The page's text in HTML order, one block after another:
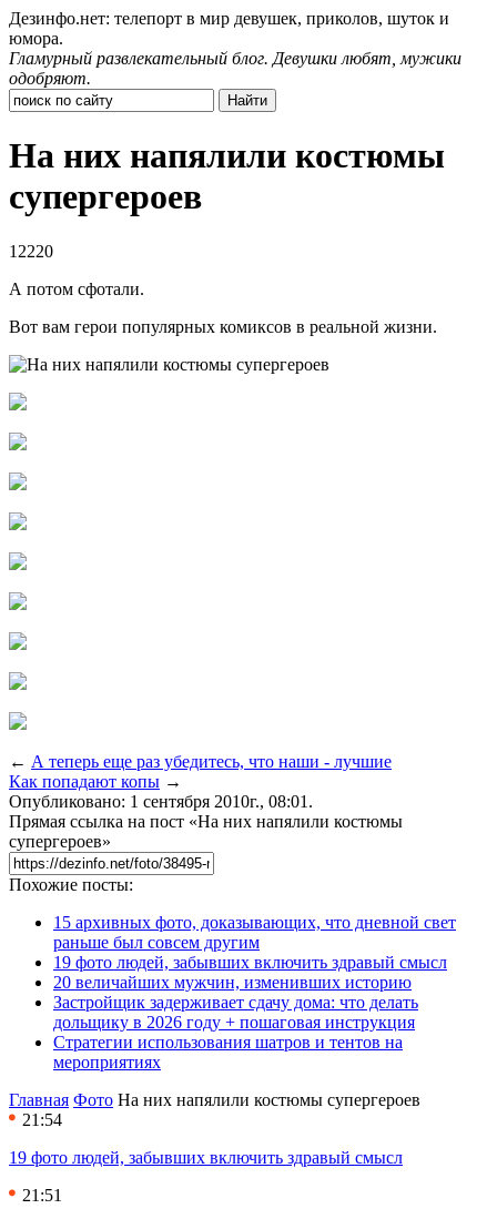
Дезинфо.нет: телепорт в мир девушек, приколов, шуток и
юмора.
Гламурный развлекательный блог. Девушки любят, мужики
одобряют.
На них напялили костюмы
супергероев
12220
А потом сфотали.
Вот вам герои популярных комиксов в реальной жизни.
← А теперь еще раз убедитесь, что наши - лучшие
Как попадают копы →
Опубликовано: 1 сентября 2010г., 08:01.
Прямая ссылка на пост «На них напялили костюмы
супергероев»
Похожие посты:
15 архивных фото, доказывающих, что дневной свет
раньше был совсем другим
19 фото людей, забывших включить здравый смысл
20 величайших мужчин, изменивших историю
Застройщик задерживает сдачу дома: что делать
дольщику в 2026 году + пошаговая инструкция
Стратегии использования шатров и тентов на
мероприятиях
Главная Фото На них напялили костюмы супергероев
21:54
19 фото людей, забывших включить здравый смысл
21:51